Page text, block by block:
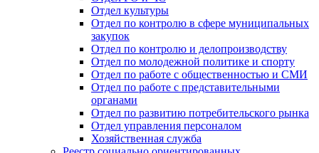
Отдел культуры
Отдел по контролю в сфере муниципальных
закупок
Отдел по контролю и делопроизводству
Отдел по молодежной политике и спорту
Отдел по работе с общественностью и СМИ
Отдел по работе с представительными
органами
Отдел по развитию потребительского рынка
Отдел управления персоналом
Хозяйственная служба